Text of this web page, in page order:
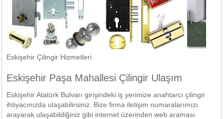
Eskişehir Çilingir Hizmetleri
Eskişehir Paşa Mahallesi Çilingir Ulaşım
Eskişehir Atatürk Bulvarı girişindeki iş yerimize anahtarcı çilingir
ihtiyacınızda ulaşabilirsiniz. Bize firma iletişim numaralarımızı
arayarak ulaşabildiğiniz gibi internet üzerinden web araması